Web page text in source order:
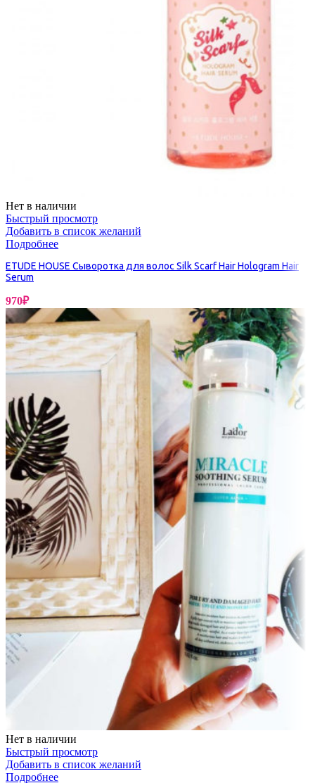
Нет в наличии
Быстрый просмотр
Добавить в список желаний
Подробнее
ETUDE HOUSE Сыворотка для волос Silk Scarf Hair Hologram Hair
Serum
970₽
Нет в наличии
Быстрый просмотр
Добавить в список желаний
Подробнее